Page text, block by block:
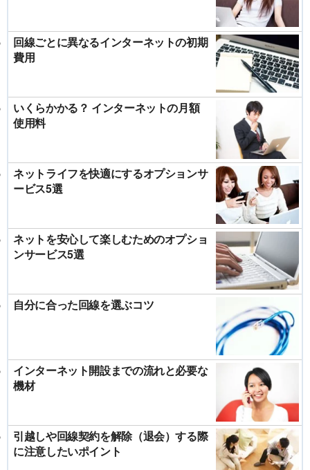
回線ごとに異なるインターネットの初期
費用
いくらかかる？ インターネットの月額
使用料
ネットライフを快適にするオプションサ
ービス5選
ネットを安心して楽しむためのオプショ
ンサービス5選
自分に合った回線を選ぶコツ
インターネット開設までの流れと必要な
機材
引越しや回線契約を解除（退会）する際
に注意したいポイント